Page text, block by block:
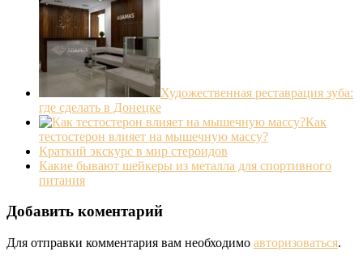
Художественная реставрация зуба:
где сделать в Донецке
Как
тестостерон влияет на мышечную массу?
Краткий экскурс в мир стероидов
Какие бывают шейкеры из металла для спортивного
питания
Добавить коментарий
Для отправки комментария вам необходимо авторизоваться.